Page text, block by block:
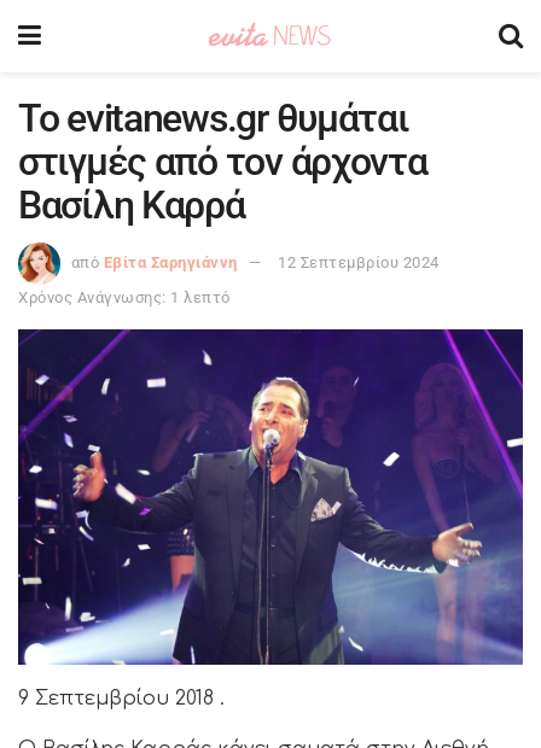
Το evitanews.gr θυμάται
στιγμές από τον άρχοντα
Βασίλη Καρρά
από Εβίτα Σαρηγιάννη
12 Σεπτεμβρίου 2024
Χρόνος Ανάγνωσης: 1 λεπτό
9 Σεπτεμβρίου 2018 .